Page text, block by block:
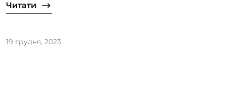
Читати
19 грудня, 2023